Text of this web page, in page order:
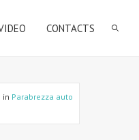
CONTACTS
in Parabrezza auto